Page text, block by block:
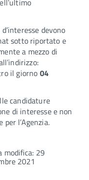
devono
sotto riportato e
a mezzo di
il giorno 04
candidature
di interesse e non
l’Agenzia.
modifica: 29
2021